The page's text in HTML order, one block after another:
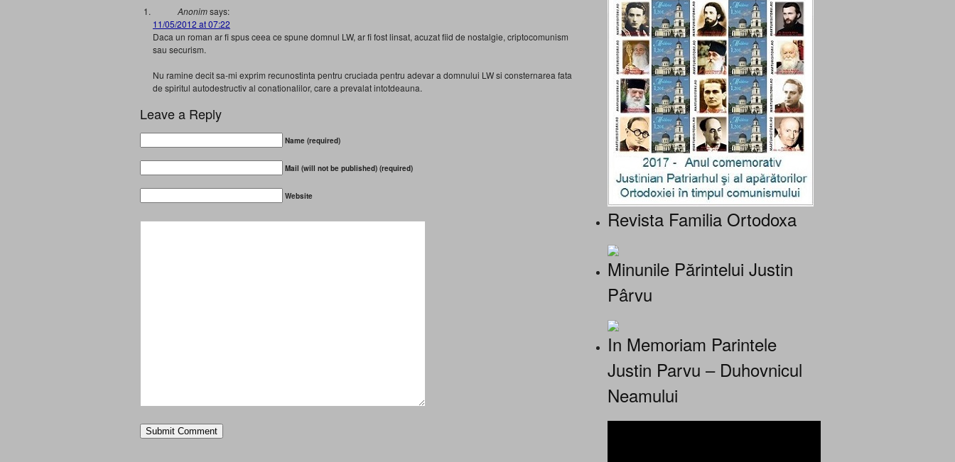
Anonimsays:
11/05/2012 at 07:22
Daca un roman ar fi spus ceea ce spune domnul LW, ar fi fost linsat, acuzat fiid de nostalgie, criptocomunism
sau securism.
Nu ramine decit sa-mi exprim recunostinta pentru cruciada pentru adevar a domnului LW si consternarea fata
de spiritul autodestructiv al conationalilor, care a prevalat intotdeauna.
Leave a Reply
Name (required)
Mail (will not be published) (required)
Website
Revista Familia Ortodoxa
Minunile Părintelui Justin
Pârvu
In Memoriam Parintele
Justin Parvu – Duhovnicul
Neamului